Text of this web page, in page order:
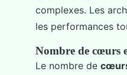
complexes. Les
les performances
Nombre de cœurs
Le nombre de